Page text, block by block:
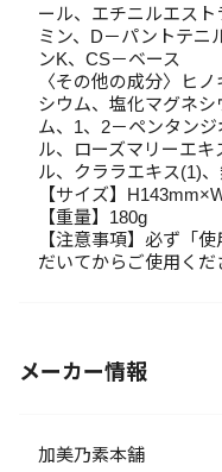
ール、エチニルエス
ミン、D－パントテニ
ンK、CS－ベース
〈その他の成分〉ヒ
シウム、塩化マグネ
ム、1、2－ペンタン
ル、ローズマリーエ
ル、クララエキス(1)
【サイズ】
【重量】180g
【注意事項】必ず「
だいてからご使用くだ
メーカー情報
加美乃素本舗